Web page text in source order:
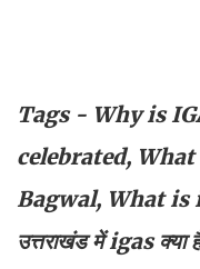
Tags - Why is
celebrated,
Bagwal, What is
उत्तराखंड में igas क्या